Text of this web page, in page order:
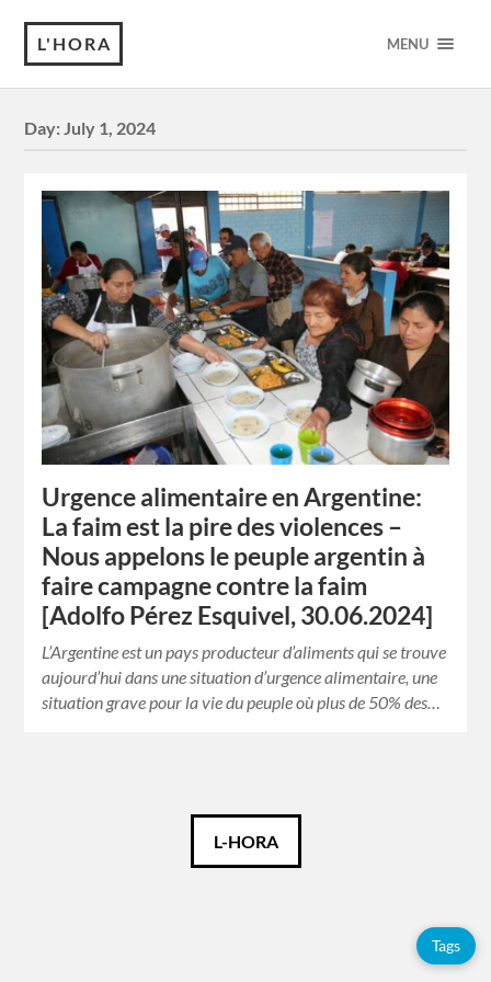
L'HORA MENU
Day:July 1, 2024
Urgence alimentaire en Argentine:
La faim est la pire des violences –
Nous appelons le peuple argentin à
faire campagne contre la faim
[Adolfo Pérez Esquivel, 30.06.2024]
L’Argentine est un pays producteur d’aliments qui se trouve
aujourd’hui dans une situation d’urgence alimentaire, une
situation grave pour la vie du peuple où plus de 50% des…
L-HORA
Tags